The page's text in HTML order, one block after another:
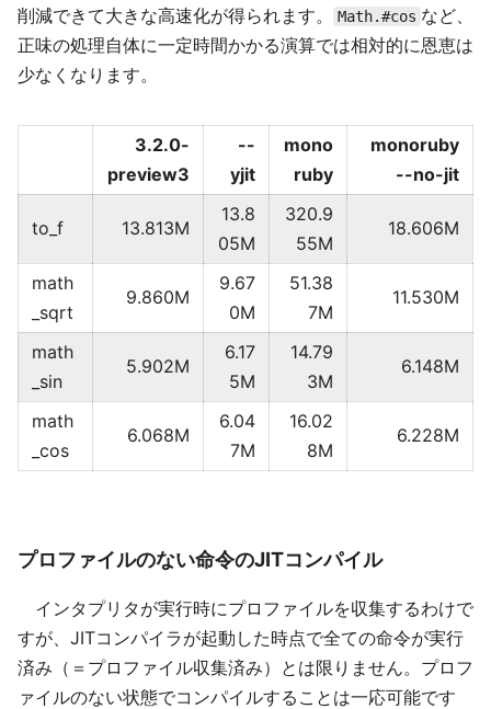
削減できて大きな高速化が得られます。
Math.#cos など、
正味の処理自体に一定時間かかる演算では相対的に恩恵は
少なくなります。
3.2.0-
preview3
--
yjit
mono
ruby
monoruby
--no-jit
to_f 13.813M
13.8
05M
320.9
55M
18.606M
math
_sqrt
9.860M
9.67
0M
51.38
7M
11.530M
math
_sin
5.902M
6.17
5M
14.79
3M
6.148M
math
_cos
6.068M
6.04
7M
16.02
8M
6.228M
プロファイルのない命令のJITコンパイル
インタプリタが実行時にプロファイルを収集するわけで
すが、JITコンパイラが起動した時点で全ての命令が実行
済み（＝プロファイル収集済み）とは限りません。プロフ
ァイルのない状態でコンパイルすることは一応可能です